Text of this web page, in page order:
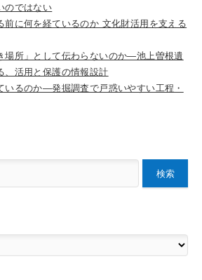
のではない
前に何を経ているのか 文化財活用を支える
場所」として伝わらないのか―池上曽根遺
、活用と保護の情報設計
いるのか―発掘調査で戸惑いやすい工程・
検索